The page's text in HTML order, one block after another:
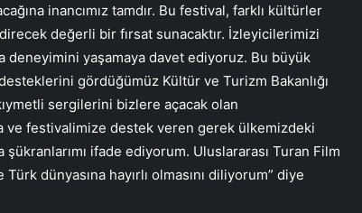
inancımız tamdır. Bu festival, farklı kültürler
değerli bir fırsat sunacaktır. İzleyicilerimizi
yaşamaya davet ediyoruz. Bu büyük
gördüğümüz Kültür ve Turizm Bakanlığı
sergilerini bizlere açacak olan
ve festivalimize destek veren gerek ülkemizdeki
ifade ediyorum. Uluslararası Turan Film
dünyasına hayırlı olmasını diliyorum” diye